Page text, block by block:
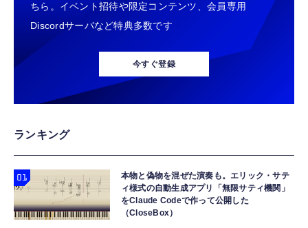
ちら。イベント招待や限定コンテンツ、会員専用
Discordサーバなど特典多数です
今すぐ登録
ランキング
本物と偽物を混ぜた演奏も。エリック・サテ
ィ様式の自動生成アプリ「無限サティ機関」
をClaude Codeで作って公開した
（CloseBox）